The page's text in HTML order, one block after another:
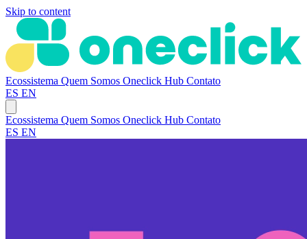
Skip to content
Ecossistema Quem Somos Oneclick Hub Contato
ES EN
Ecossistema Quem Somos Oneclick Hub Contato
ES EN